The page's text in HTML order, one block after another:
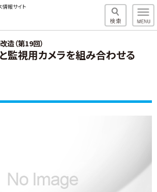
情報サイト
（第19回）
監視用カメラを組み合わせる